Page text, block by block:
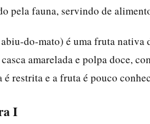
pela fauna, servindo de
do-mato) é uma fruta
amarelada e polpa doce,
restrita e a fruta é pouco
I